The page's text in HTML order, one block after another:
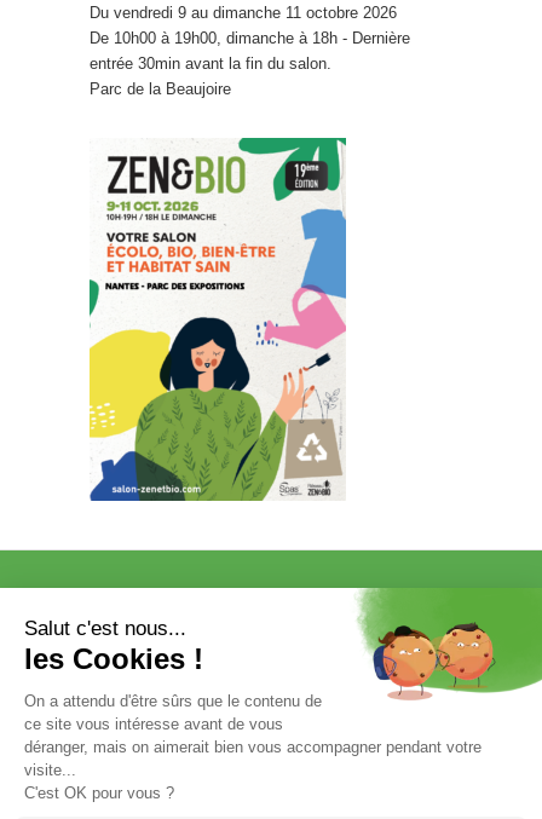
Du vendredi 9 au dimanche 11 octobre 2026
De 10h00 à 19h00, dimanche à 18h - Dernière
entrée 30min avant la fin du salon.
Parc de la Beaujoire
EXPOSER
COMMUNICATION/PRESSE ET
VOTRE ENTRÉE GRATUITE